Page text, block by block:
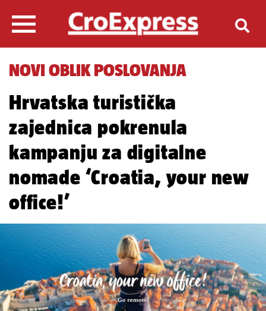
NOVI OBLIK POSLOVANJA
Hrvatska turistička
zajednica pokrenula
kampanju za digitalne
nomade ‘Croatia, your new
office!’